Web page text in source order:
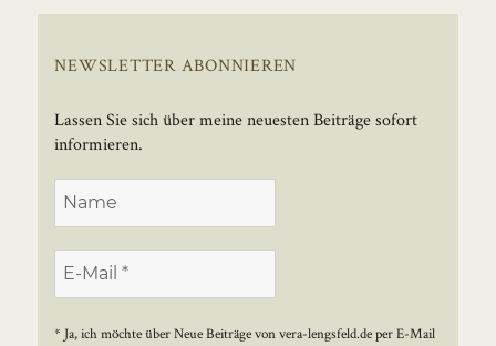
NEWSLETTER ABONNIEREN
Lassen Sie sich über meine neuesten Beiträge sofort
informieren.
* Ja, ich möchte über Neue Beiträge von vera-lengsfeld.de per E-Mail